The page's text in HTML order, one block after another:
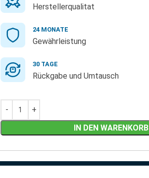
Herstellerqualitat
24 MONATE
Gewährleistung
30 TAGE
Rückgabe und Umtausch
IN DEN WARENKORB